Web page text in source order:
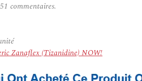
commentaires.
Zanaflex (Tizanidine) NOW!